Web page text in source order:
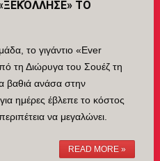
ΤΟ
το γιγάντιο «Ever
τη Διώρυγα του Σουέζ τη
βαθιά ανάσα στην
ημέρες έβλεπε το κόστος
να μεγαλώνει.
READ MORE »